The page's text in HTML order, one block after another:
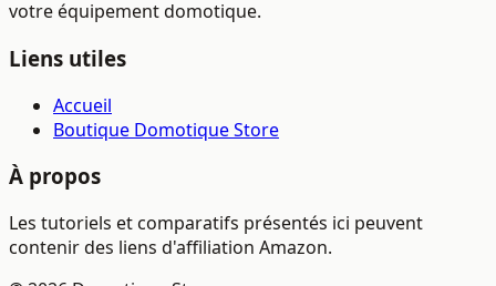
votre équipement domotique.
Liens utiles
Accueil
Boutique Domotique Store
À propos
Les tutoriels et comparatifs présentés ici peuvent
contenir des liens d'affiliation Amazon.